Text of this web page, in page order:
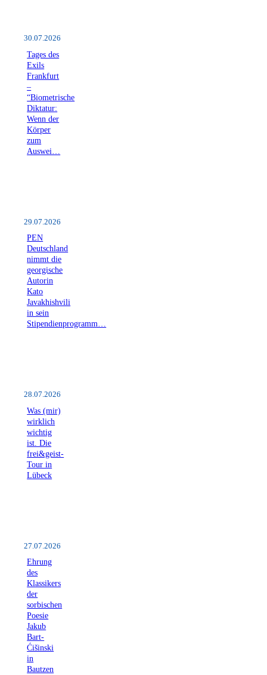
30.07.2026
Tages des
Exils
Frankfurt
–
“Biometrische
Diktatur:
Wenn der
Körper
zum
Auswei…
29.07.2026
PEN
Deutschland
nimmt die
georgische
Autorin
Kato
Javakhishvili
in sein
Stipendienprogramm…
28.07.2026
Was (mir)
wirklich
wichtig
ist. Die
frei&geist-
Tour in
Lübeck
27.07.2026
Ehrung
des
Klassikers
der
sorbischen
Poesie
Jakub
Bart-
Ćišinski
in
Bautzen